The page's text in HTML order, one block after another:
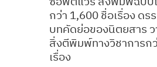
กว่า 1,600 ชื่อเรื่อง ดร
บทคัดย่อของนิตยสาร ว
สิ่งตีพิมพ์ทางวิชาการก
เรื่อง